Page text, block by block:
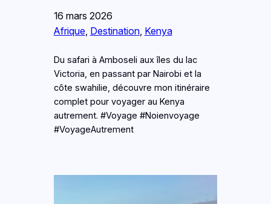
16 mars 2026
Afrique, Destination, Kenya
Du safari à Amboseli aux îles du lac
Victoria, en passant par Nairobi et la
côte swahilie, découvre mon itinéraire
complet pour voyager au Kenya
autrement. #Voyage #Noienvoyage
#VoyageAutrement